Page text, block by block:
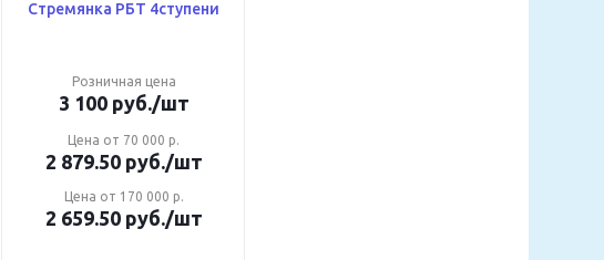
Стремянка РБТ 4ступени
Розничная цена
3 100руб./шт
Цена от 70 000 р.
2 879.50руб./шт
Цена от 170 000 р.
2 659.50руб./шт